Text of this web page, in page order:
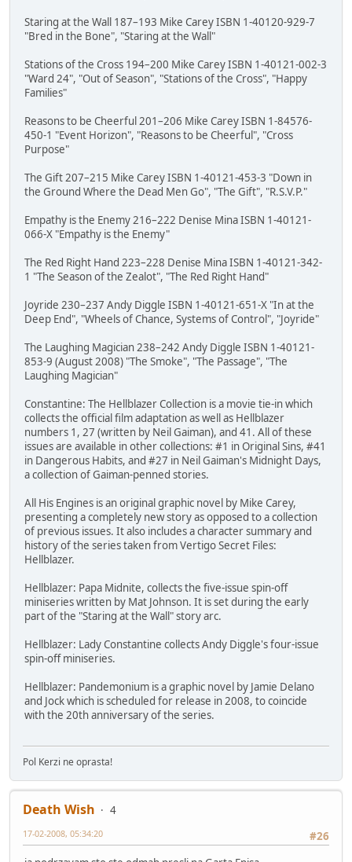
Staring at the Wall 187–193 Mike Carey ISBN 1-40120-929-7
"Bred in the Bone", "Staring at the Wall"
Stations of the Cross 194–200 Mike Carey ISBN 1-40121-002-3
"Ward 24", "Out of Season", "Stations of the Cross", "Happy
Families"
Reasons to be Cheerful 201–206 Mike Carey ISBN 1-84576-
450-1 "Event Horizon", "Reasons to be Cheerful", "Cross
Purpose"
The Gift 207–215 Mike Carey ISBN 1-40121-453-3 "Down in
the Ground Where the Dead Men Go", "The Gift", "R.S.V.P."
Empathy is the Enemy 216–222 Denise Mina ISBN 1-40121-
066-X "Empathy is the Enemy"
The Red Right Hand 223–228 Denise Mina ISBN 1-40121-342-
1 "The Season of the Zealot", "The Red Right Hand"
Joyride 230–237 Andy Diggle ISBN 1-40121-651-X "In at the
Deep End", "Wheels of Chance, Systems of Control", "Joyride"
The Laughing Magician 238–242 Andy Diggle ISBN 1-40121-
853-9 (August 2008) "The Smoke", "The Passage", "The
Laughing Magician"
Constantine: The Hellblazer Collection is a movie tie-in which
collects the official film adaptation as well as Hellblazer
numbers 1, 27 (written by Neil Gaiman), and 41. All of these
issues are available in other collections: #1 in Original Sins, #41
in Dangerous Habits, and #27 in Neil Gaiman's Midnight Days,
a collection of Gaiman-penned stories.
All His Engines is an original graphic novel by Mike Carey,
presenting a completely new story as opposed to a collection
of previous issues. It also includes a character summary and
history of the series taken from Vertigo Secret Files:
Hellblazer.
Hellblazer: Papa Midnite, collects the five-issue spin-off
miniseries written by Mat Johnson. It is set during the early
part of the "Staring at the Wall" story arc.
Hellblazer: Lady Constantine collects Andy Diggle's four-issue
spin-off miniseries.
Hellblazer: Pandemonium is a graphic novel by Jamie Delano
and Jock which is scheduled for release in 2008, to coincide
with the 20th anniversary of the series.
Pol Kerzi ne oprasta!
Death Wish
4
#26
17-02-2008, 05:34:20